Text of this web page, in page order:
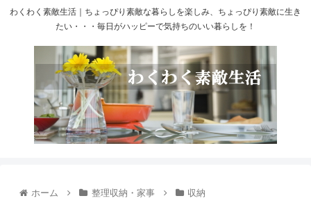
わくわく素敵生活｜ちょっぴり素敵な暮らしを楽しみ、ちょっぴり素敵に生き
たい・・・毎日がハッピーで気持ちのいい暮らしを！
ホーム 整理収納・家事 収納